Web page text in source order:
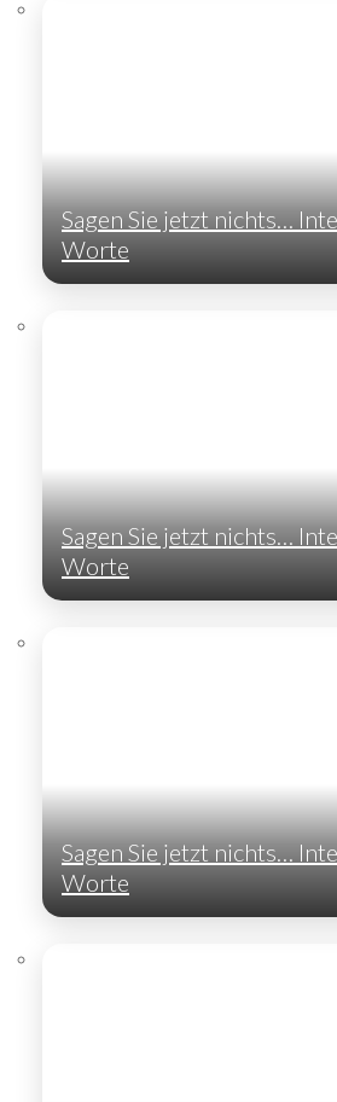
Sagen Sie jetzt nichts…
Worte
Sagen Sie jetzt nichts…
Worte
Sagen Sie jetzt nichts…
Worte